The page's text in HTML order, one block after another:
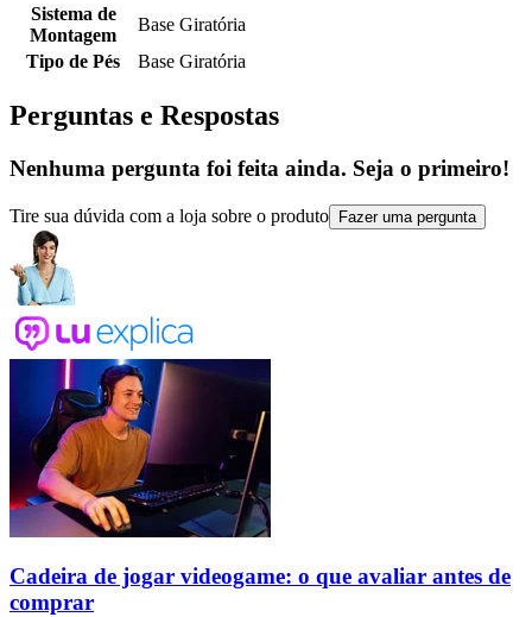
Sistema de
Montagem
Base Giratória
Tipo de Pés
Base Giratória
Perguntas e Respostas
Nenhuma pergunta foi feita ainda. Seja o primeiro!
Tire sua dúvida com a loja sobre o produto Fazer uma pergunta
Cadeira de jogar videogame: o que avaliar antes de
comprar